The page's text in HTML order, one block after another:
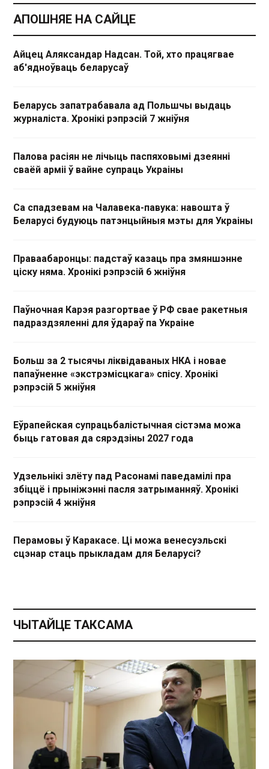
АПОШНЯЕ НА САЙЦЕ
Айцец Аляксандар Надсан. Той, хто працягвае
аб'ядноўваць беларусаў
Беларусь запатрабавала ад Польшчы выдаць
журналіста. Хронікі рэпрэсій 7 жніўня
Палова расіян не лічыць паспяховымі дзеянні
сваёй арміі ў вайне супраць Украіны
Са спадзевам на Чалавека-павука: навошта ў
Беларусі будуюць патэнцыйныя мэты для Украіны
Праваабаронцы: падстаў казаць пра змяншэнне
ціску няма. Хронікі рэпрэсій 6 жніўня
Паўночная Карэя разгортвае ў РФ свае ракетныя
падраздзяленні для ўдараў па Украіне
Больш за 2 тысячы ліквідаваных НКА і новае
папаўненне «экстрэмісцкага» спісу. Хронікі
рэпрэсій 5 жніўня
Еўрапейская супрацьбалістычная сістэма можа
быць гатовая да сярэдзіны 2027 года
Удзельнікі злёту пад Расонамі паведамілі пра
збіццё і прыніжэнні пасля затрыманняў. Хронікі
рэпрэсій 4 жніўня
Перамовы ў Каракасе. Ці можа венесуэльскі
сцэнар стаць прыкладам для Беларусі?
ЧЫТАЙЦЕ ТАКСАМА